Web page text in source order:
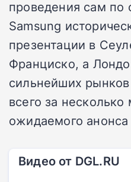
проведения сам по
Samsung
презентации в
Франциско, а
сильнейших
всего за
ожидаемого
Видео от DGL.RU